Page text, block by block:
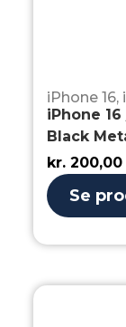
iPhone 16,
iPhone 16
Black
kr. 200,00
Se